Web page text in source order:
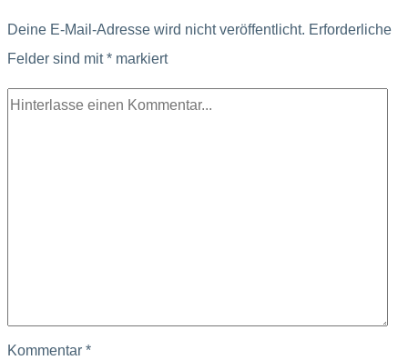
Deine E-Mail-Adresse wird nicht veröffentlicht. Erforderliche
Felder sind mit* markiert
Kommentar *